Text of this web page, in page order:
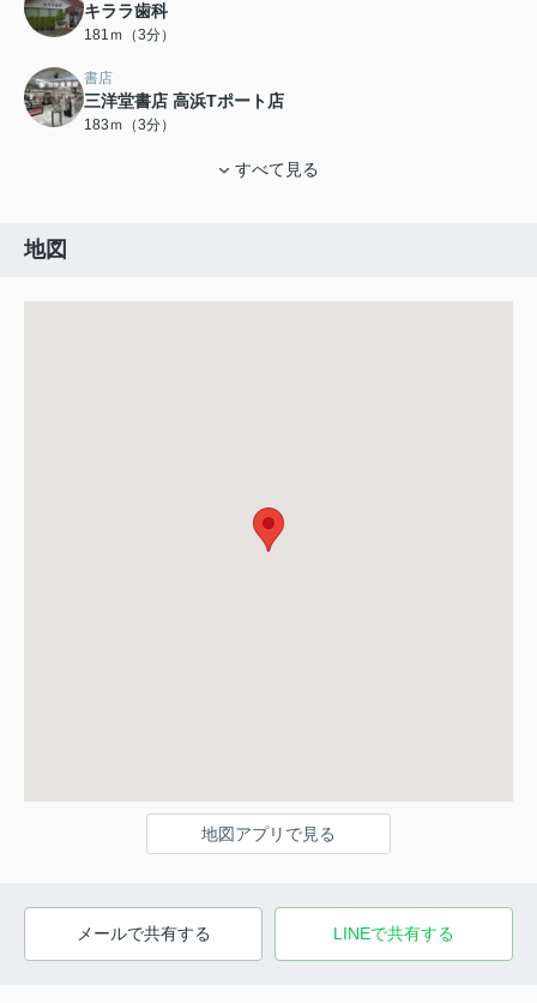
キララ歯科
181ｍ（3分）
書店
三洋堂書店 高浜Tポート店
183ｍ（3分）
すべて見る
地図
地図アプリで見る
メールで共有する LINEで共有する